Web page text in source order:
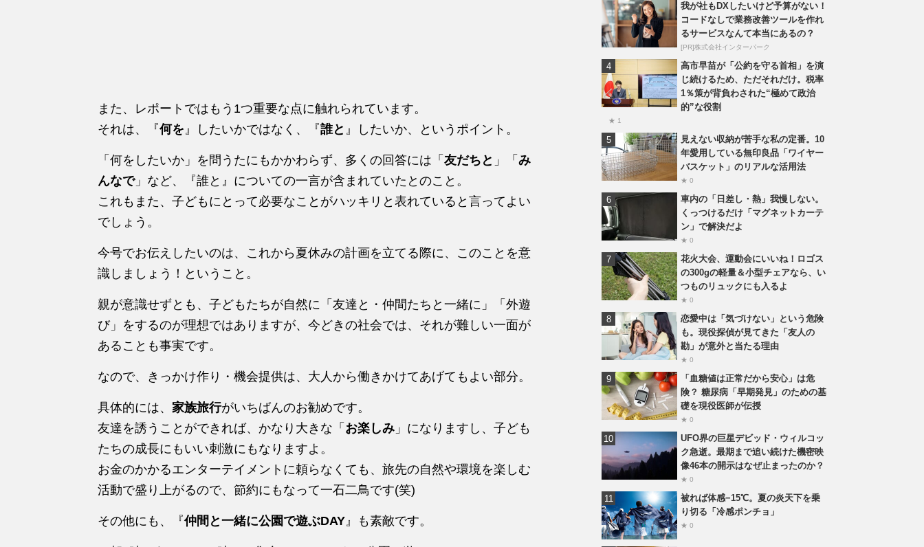
また、レポートではもう1つ重要な点に触れられています。
それは、『何を 』したいかではなく、『誰と 』したいか、というポイント。
「何をしたいか」を問うたにもかかわらず、多くの回答には「 友だちと 」「 み
んなで」など、『誰と』についての一言が含まれていたとのこと。
これもまた、子どもにとって必要なことがハッキリと表れていると言ってよい
でしょう。
今号でお伝えしたいのは、これから夏休みの計画を立てる際に、このことを意
識しましょう！ということ。
親が意識せずとも、子どもたちが自然に「友達と・仲間たちと一緒に」「外遊
び」をするのが理想ではありますが、今どきの社会では、それが難しい一面が
あることも事実です。
なので、きっかけ作り・機会提供は、大人から働きかけてあげてもよい部分。
具体的には、 家族旅行がいちばんのお勧めです。
友達を誘うことができれば、かなり大きな「 お楽しみ 」になりますし、子ども
たちの成長にもいい刺激にもなりますよ。
お金のかかるエンターテイメントに頼らなくても、旅先の自然や環境を楽しむ
活動で盛り上がるので、節約にもなって一石二鳥です(笑)
その他にも、『仲間と一緒に公園で遊ぶDAY 』も素敵です。
我が社もDXしたいけど予算がない！
コードなしで業務改善ツールを作れ
るサービスなんて本当にあるの？
[PR]株式会社インターパーク
高市早苗が「公約を守る首相」を演
じ続けるため、ただそれだけ。税率
1％策が背負わされた“極めて政治
的”な役割
★ 1
見えない収納が苦手な私の定番。10
年愛用している無印良品「ワイヤー
バスケット」のリアルな活用法
★ 0
車内の「日差し・熱」我慢しない。
くっつけるだけ「マグネットカーテ
ン」で解決だよ
★ 0
花火大会、運動会にいいね！ロゴス
の300gの軽量＆小型チェアなら、い
つものリュックにも入るよ
★ 0
恋愛中は「気づけない」という危険
も。現役探偵が見てきた「友人の
勘」が意外と当たる理由
★ 0
「血糖値は正常だから安心」は危
険？ 糖尿病「早期発見」のための基
礎を現役医師が伝授
★ 0
UFO界の巨星デビッド・ウィルコッ
ク急逝。最期まで追い続けた機密映
像46本の開示はなぜ止まったのか？
★ 0
被れば体感−15℃。夏の炎天下を乗
り切る「冷感ポンチョ」
★ 0